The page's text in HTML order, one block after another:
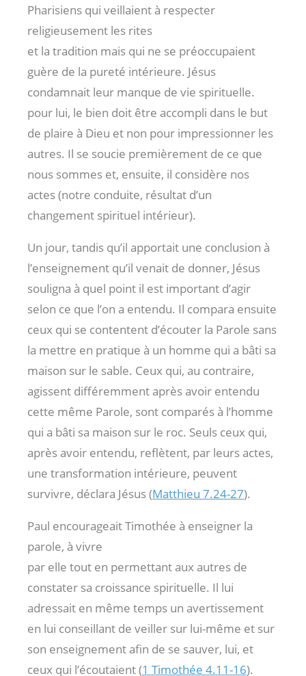
Pharisiens qui veillaient à respecter
religieusement les rites
et la tradition mais qui ne se préoccupaient
guère de la pureté intérieure. Jésus
condamnait leur manque de vie spirituelle.
pour lui, le bien doit être accompli dans le but
de plaire à Dieu et non pour impressionner les
autres. Il se soucie premièrement de ce que
nous sommes et, ensuite, il considère nos
actes (notre conduite, résultat d’un
changement spirituel intérieur).
Un jour, tandis qu’il apportait une conclusion à
l’enseignement qu’il venait de donner, Jésus
souligna à quel point il est important d’agir
selon ce que l’on a entendu. Il compara ensuite
ceux qui se contentent d’écouter la Parole sans
la mettre en pratique à un homme qui a bâti sa
maison sur le sable. Ceux qui, au contraire,
agissent différemment après avoir entendu
cette même Parole, sont comparés à l’homme
qui a bâti sa maison sur le roc. Seuls ceux qui,
après avoir entendu, reflètent, par leurs actes,
une transformation intérieure, peuvent
survivre, déclara Jésus (Matthieu 7.24-27).
Paul encourageait Timothée à enseigner la
parole, à vivre
par elle tout en permettant aux autres de
constater sa croissance spirituelle. Il lui
adressait en même temps un avertissement
en lui conseillant de veiller sur lui-même et sur
son enseignement afin de se sauver, lui, et
ceux qui l’écoutaient (1 Timothée 4.11-16).